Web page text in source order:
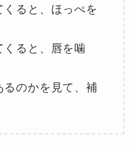
ると、ほっぺを
くると、唇を噛
るのかを見て、補